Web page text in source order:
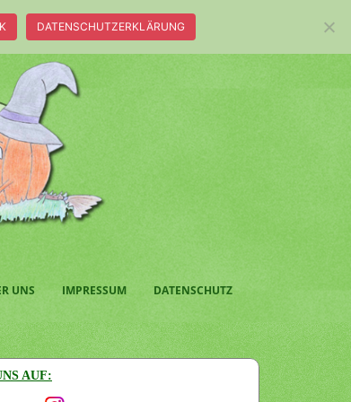
UNS IMPRESSUM DATENSCHUTZ
AUF:
DATENSCHUTZERKLÄRUNG